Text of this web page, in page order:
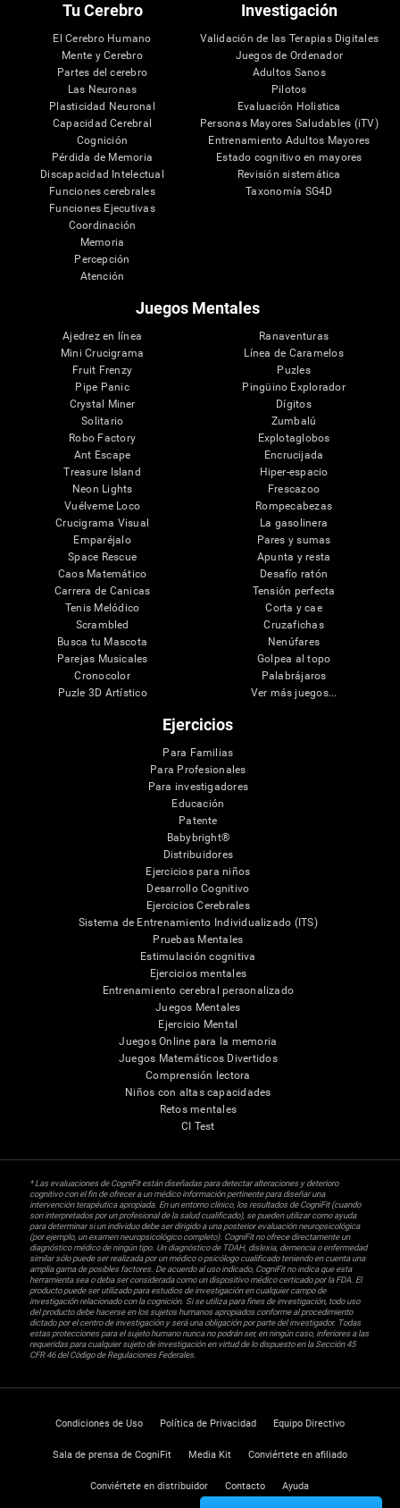
Tu Cerebro
El Cerebro Humano
Mente y Cerebro
Partes del cerebro
Las Neuronas
Plasticidad Neuronal
Capacidad Cerebral
Cognición
Pérdida de Memoria
Discapacidad Intelectual
Funciones cerebrales
Funciones Ejecutivas
Coordinación
Memoria
Percepción
Atención
Investigación
Validación de las Terapias Digitales
Juegos de Ordenador
Adultos Sanos
Pilotos
Evaluación Holistica
Personas Mayores Saludables (iTV)
Entrenamiento Adultos Mayores
Estado cognitivo en mayores
Revisión sistemática
Taxonomía SG4D
Juegos Mentales
Ajedrez en línea
Mini Crucigrama
Fruit Frenzy
Pipe Panic
Crystal Miner
Solitario
Robo Factory
Ant Escape
Treasure Island
Neon Lights
Vuélveme Loco
Crucigrama Visual
Emparéjalo
Space Rescue
Caos Matemático
Carrera de Canicas
Tenis Melódico
Scrambled
Busca tu Mascota
Parejas Musicales
Cronocolor
Puzle 3D Artístico
Ranaventuras
Línea de Caramelos
Puzles
Pingüino Explorador
Dígitos
Zumbalú
Explotaglobos
Encrucijada
Hiper-espacio
Frescazoo
Rompecabezas
La gasolinera
Pares y sumas
Apunta y resta
Desafío ratón
Tensión perfecta
Corta y cae
Cruzafichas
Nenúfares
Golpea al topo
Palabrájaros
Ver más juegos...
Ejercicios
Para Familias
Para Profesionales
Para investigadores
Educación
Patente
Babybright®
Distribuidores
Ejercicios para niños
Desarrollo Cognitivo
Ejercicios Cerebrales
Sistema de Entrenamiento Individualizado (ITS)
Pruebas Mentales
Estimulación cognitiva
Ejercicios mentales
Entrenamiento cerebral personalizado
Juegos Mentales
Ejercicio Mental
Juegos Online para la memoria
Juegos Matemáticos Divertidos
Comprensión lectora
Niños con altas capacidades
Retos mentales
CI Test
* Las evaluaciones de CogniFit están diseñadas para detectar alteraciones y deterioro
cognitivo con el fin de ofrecer a un médico información pertinente para diseñar una
intervención terapéutica apropiada. En un entorno clínico, los resultados de CogniFit (cuando
son interpretados por un profesional de la salud cualificado), se pueden utilizar como ayuda
para determinar si un individuo debe ser dirigido a una posterior evaluación neuropsicológica
(por ejemplo, un examen neuropsicológico completo). CogniFit no ofrece directamente un
diagnóstico médico de ningún tipo. Un diagnóstico de TDAH, dislexia, demencia o enfermedad
similar sólo puede ser realizada por un médico o psicólogo cualificado teniendo en cuenta una
amplia gama de posibles factores. De acuerdo al uso indicado, CogniFit no indica que esta
herramienta sea o deba ser considerada como un dispositivo médico certicado por la FDA. El
producto puede ser utilizado para estudios de investigación en cualquier campo de
investigación relacionado con la cognición. Si se utiliza para fines de investigación, todo uso
del producto debe hacerse en los sujetos humanos apropiados conforme al procedimiento
dictado por el centro de investigación y será una obligación por parte del investigador. Todas
estas protecciones para el sujeto humano nunca no podrán ser, en ningún caso, inferiores a las
requeridas para cualquier sujeto de investigación en virtud de lo dispuesto en la Sección 45
CFR 46 del Código de Regulaciones Federales.
Condiciones de Uso Política de Privacidad Equipo Directivo
Sala de prensa de CogniFit Media Kit Conviértete en afiliado
Conviértete en distribuidor Contacto Ayuda